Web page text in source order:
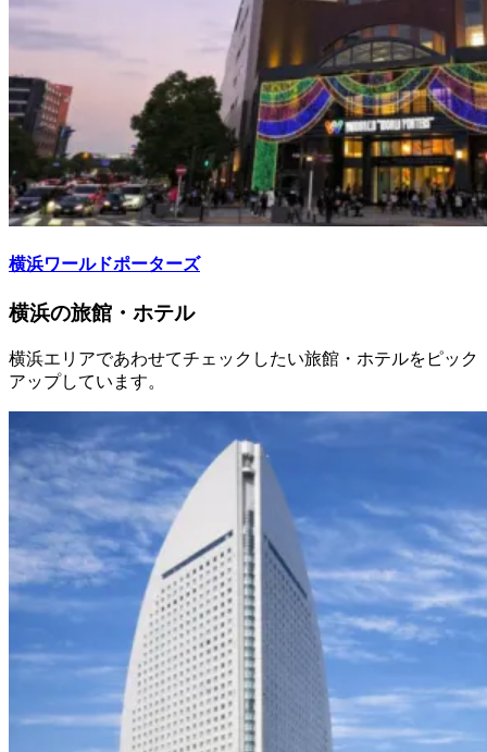
横浜ワールドポーターズ
横浜の旅館・ホテル
横浜エリアであわせてチェックしたい旅館・ホテルをピック
アップしています。